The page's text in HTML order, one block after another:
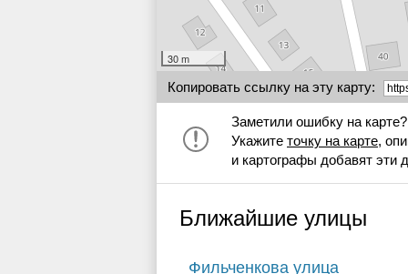
30 m
Копировать ссылку на эту карту:
Заметили ошибку на карте?
Укажите точку на карте,
и картографы добавят эти
Ближайшие улицы
Фильченкова улица